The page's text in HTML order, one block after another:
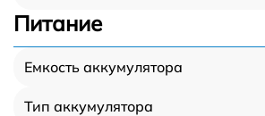
Питание
Емкость аккумулятора
Тип аккумулятора